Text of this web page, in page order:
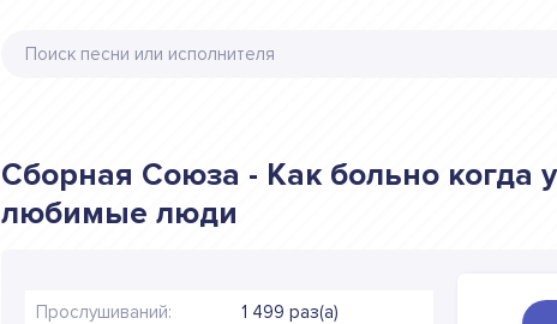
Сборная Союза - Как больно когда
любимые люди
Прослушиваний: 1 499 раз(а)